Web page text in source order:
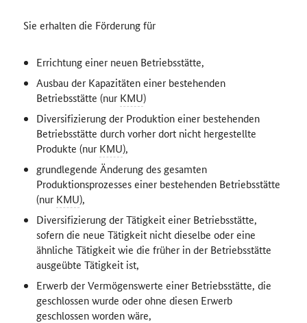
Sie erhalten die Förderung für
Errichtung einer neuen Betriebsstätte,
Ausbau der Kapazitäten einer bestehenden
Betriebsstätte (nur KMU)
Diversifizierung der Produktion einer bestehenden
Betriebsstätte durch vorher dort nicht hergestellte
Produkte (nur KMU),
grundlegende Änderung des gesamten
Produktionsprozesses einer bestehenden Betriebsstätte
(nur KMU),
Diversifizierung der Tätigkeit einer Betriebsstätte,
sofern die neue Tätigkeit nicht dieselbe oder eine
ähnliche Tätigkeit wie die früher in der Betriebsstätte
ausgeübte Tätigkeit ist,
Erwerb der Vermögenswerte einer Betriebsstätte, die
geschlossen wurde oder ohne diesen Erwerb
geschlossen worden wäre,